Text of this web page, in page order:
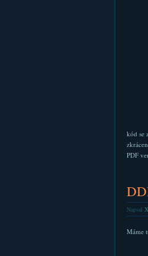
kód se
PDF
Napsal
Máme